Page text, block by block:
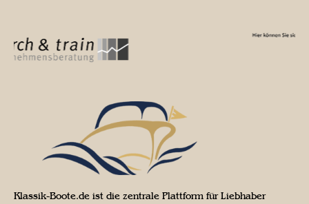
Klassik-Boote.de ist die zentrale Plattform für Liebhaber